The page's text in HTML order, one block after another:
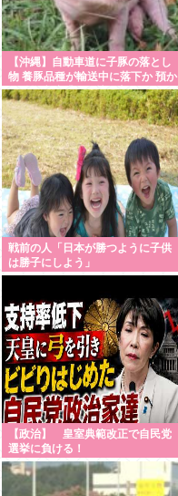
【沖縄】自動車道に子豚の落とし
物 養豚品種が輸送中に落下か 預か
る動物病院「早く持ち主見つかっ
て」
戦前の人「日本が勝つように子供
は勝子にしよう」
【政治】 皇室典範改正で自民党
選挙に負ける！